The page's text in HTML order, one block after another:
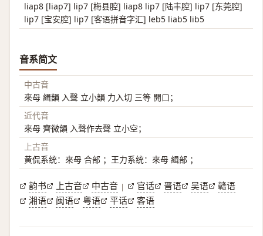
liap8 [liap7] lip7 [梅县腔] liap8 lip7 [陆丰腔] lip7 [东莞腔]
lip7 [宝安腔] lip7 [客语拼音字汇] leb5 liab5 lib5
音系简文
中古音
來母 緝韻 入聲 立小韻 力入切 三等 開口；
近代音
來母 齊微韻 入聲作去聲 立小空；
上古音
黄侃系统：來母 合部 ；王力系统：來母 緝部 ；
韵书 上古音 中古音 | 官话 晋语 吴语
赣语
湘语
闽语 粤语 平话 客语